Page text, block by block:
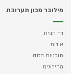
מילובר מכון תערובת
דף הבית
אודות
תוכניות הזנה
מחירונים